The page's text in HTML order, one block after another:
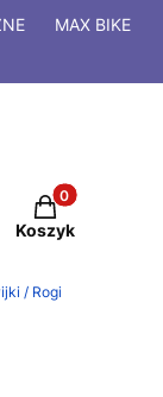
MAX BIKE
Produkty w
Koszyk
/ Rogi